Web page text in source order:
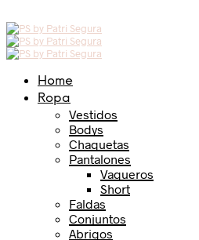
Home
Ropa
Vestidos
Bodys
Chaquetas
Pantalones
Vaqueros
Short
Faldas
Conjuntos
Abrigos